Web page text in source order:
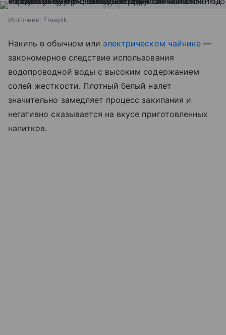
Источник: Freepik
Накипь в обычном или электрическом чайнике —
закономерное следствие использования
водопроводной воды с высоким содержанием
солей жесткости. Плотный белый налет
значительно замедляет процесс закипания и
негативно сказывается на вкусе приготовленных
напитков.